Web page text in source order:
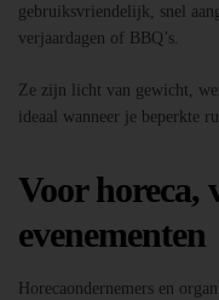
gebruiksvriendelijk, snel
verjaardagen of BBQ’s.
Ze zijn licht van gewicht,
ideaal wanneer je beperkte
Voor horeca,
evenementen
Horecaondernemers en